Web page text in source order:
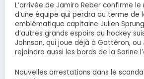
L’arrivée de Jamiro Reber confirme
d’une équipe qui perdra au terme de
emblématique capitaine Julien
d’autres grands espoirs du hockey
Johnson, qui joue déjà à Gottéron, ou
rejoindra aussi les bords de la Sarine
Nouvelles arrestations dans le